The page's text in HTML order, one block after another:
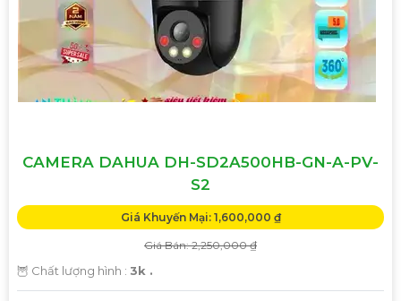
CAMERA DAHUA DH-SD2A500HB-GN-A-PV-
S2
Giá Khuyến Mại: 1,600,000 ₫
Giá Bán: 2,250,000 ₫
🦉 Chất lượng hình : 3k .